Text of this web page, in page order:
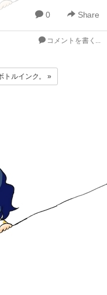
0 Share
コメントを書く...
トルインク。 »